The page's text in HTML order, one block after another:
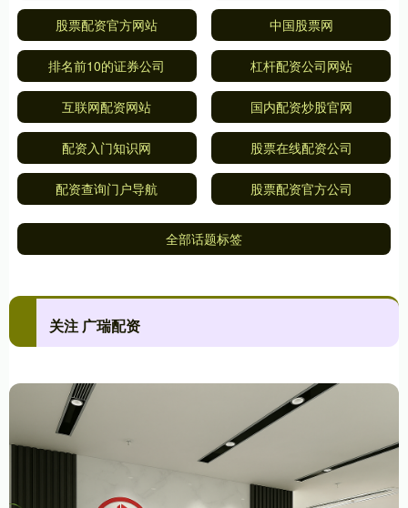
股票配资官方网站 中国股票网
排名前10的证券公司 杠杆配资公司网站
互联网配资网站 国内配资炒股官网
配资入门知识网 股票在线配资公司
配资查询门户导航 股票配资官方公司
全部话题标签
关注 广瑞配资